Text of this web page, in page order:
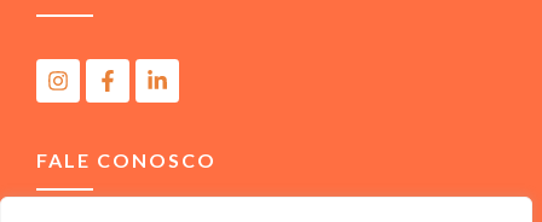
FALE CONOSCO